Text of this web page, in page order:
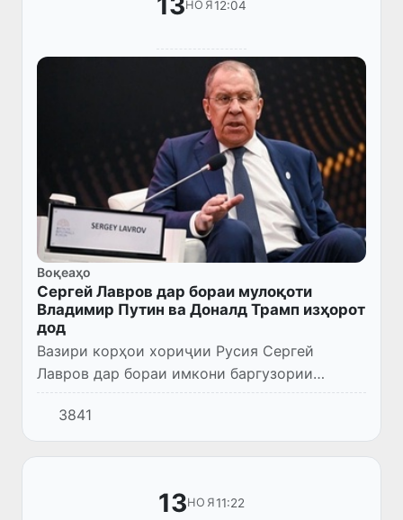
НОЯ12:04
Воқеаҳо
Сергей Лавров дар бораи мулоқоти
Владимир Путин ва Доналд Трамп изҳорот
дод
Вазири корҳои хориҷии Русия Сергей
Лавров дар бораи имкони баргузории
мулоқоти дуҷониба байни Президенти ИМА
Доналд Трамп ва Президенти Русия
Владимир Путин дар пойтахти Маҷористон...
3841
13НОЯ11:22